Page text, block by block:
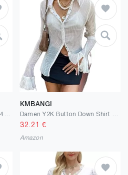
KMBANGI
32.21 €
Amazon